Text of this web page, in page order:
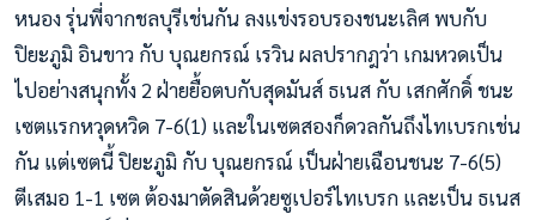
หนอง รุ่นพี่จากชลบุรีเช่นกัน ลงแข่งรอบรองชนะเลิศ พบกับ
ปิยะภูมิ อินขาว กับ บุณยกรณ์ เรวิน ผลปรากฎว่า เกมหวดเป็น
ไปอย่างสนุกทั้ง 2 ฝ่ายยื้อตบกับสุดมันส์ ธเนส กับ เสกศักดิ์ ชนะ
เซตแรกหวุดหวิด 7-6(1) และในเซตสองก็ดวลกันถึงไทเบรกเช่น
กัน แต่เซตนี้ ปิยะภูมิ กับ บุณยกรณ์ เป็นฝ่ายเฉือนชนะ 7-6(5)
ตีเสมอ 1-1 เซต ต้องมาตัดสินด้วยซูเปอร์ไทเบรก และเป็น ธเนส